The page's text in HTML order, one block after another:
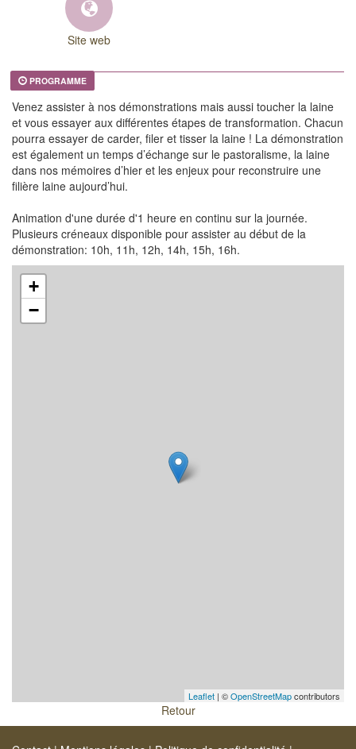
Site web
PROGRAMME
Venez assister à nos démonstrations mais aussi toucher la laine
et vous essayer aux différentes étapes de transformation. Chacun
pourra essayer de carder, filer et tisser la laine ! La démonstration
est également un temps d’échange sur le pastoralisme, la laine
dans nos mémoires d’hier et les enjeux pour reconstruire une
filière laine aujourd’hui.
Animation d'une durée d'1 heure en continu sur la journée.
Plusieurs créneaux disponible pour assister au début de la
démonstration: 10h, 11h, 12h, 14h, 15h, 16h.
+
−
Leaflet | ©OpenStreetMapcontributors
Retour